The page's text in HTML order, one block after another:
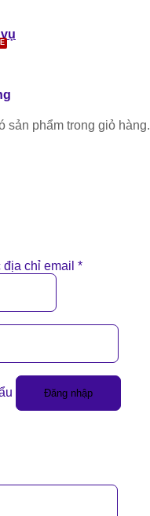
sản phẩm trong giỏ hàng.
chỉ email *
Đăng nhập